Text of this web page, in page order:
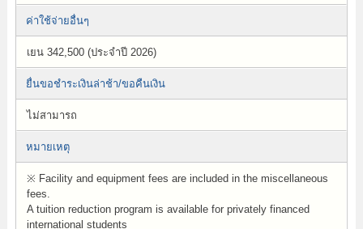
ค่าใช้จ่ายอื่นๆ
เยน 342,500 (ประจำปี 2026)
ยื่นขอชำระเงินล่าช้า/ขอคืนเงิน
ไม่สามารถ
หมายเหตุ
※ Facility and equipment fees are included in the miscellaneous
fees.
A tuition reduction program is available for privately financed
international students